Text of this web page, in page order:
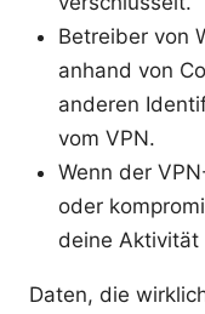
Betreiber von
anhand von
anderen
vom VPN.
Wenn der
oder
deine
Daten, die